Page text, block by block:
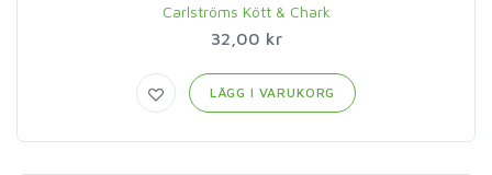
Carlströms Kött & Chark
32,00 kr
LÄGG I VARUKORG